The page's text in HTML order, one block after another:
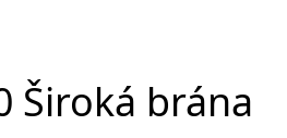
Široká brána